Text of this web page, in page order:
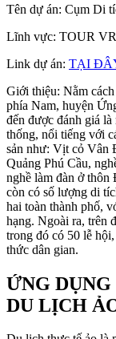
Tên dự án: Cụm Di
Lĩnh vực: TOUR
Link dự án: TẠI
Giới thiệu: Nằm
phía Nam, huyện
đến được đánh giá
thống, nổi tiếng với
sản như: Vịt cỏ Vân
Quảng Phú Cầu,
nghề làm đàn ở
còn có số lượng di
hai toàn thành phố,
hạng. Ngoài ra, trên
trong đó có 50 lễ
thức dân gian.
ỨNG DỤNG
DU LỊCH